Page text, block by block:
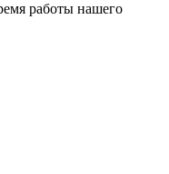
работы нашего